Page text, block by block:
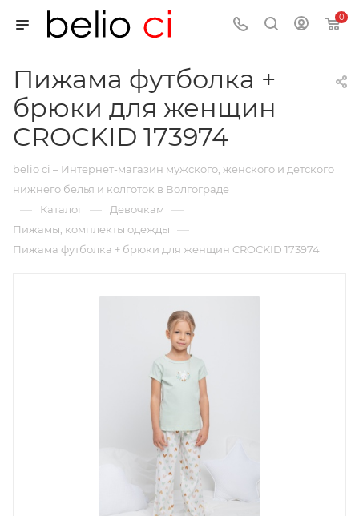
0
Пижама футболка +
брюки для женщин
CROCKID 173974
belio ci – Интернет-магазин мужского, женского и детского
нижнего белья и колготок в Волгограде
— Каталог — Девочкам —
Пижамы, комплекты одежды —
Пижама футболка + брюки для женщин CROCKID 173974